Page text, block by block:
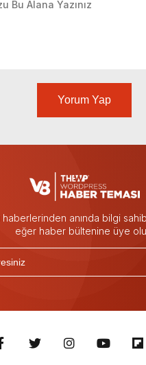
Yorum Yap
anında bilgi
eğer haber bültenine üye